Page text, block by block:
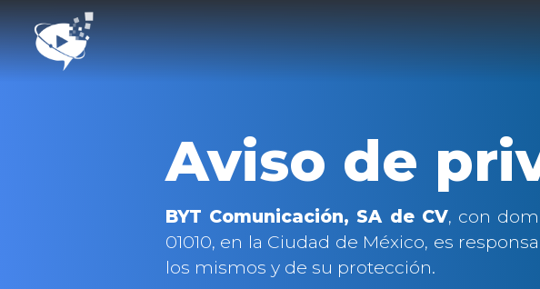
Aviso de
BYT Comunicación, SA de CV, con
01010, en la Ciudad de México, es
los mismos y de su protección.